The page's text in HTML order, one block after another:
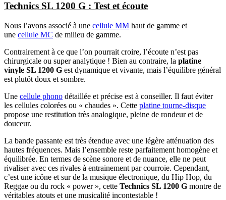
Technics SL 1200 G : Test et écoute
Nous l’avons associé à une cellule MM haut de gamme et
une cellule MC de milieu de gamme.
Contrairement à ce que l’on pourrait croire, l’écoute n’est pas
chirurgicale ou super analytique ! Bien au contraire, la platine
vinyle SL 1200 G est dynamique et vivante, mais l’équilibre général
est plutôt doux et sombre.
Une cellule phono détaillée et précise est à conseiller. Il faut éviter
les cellules colorées ou « chaudes ». Cette platine tourne-disque
propose une restitution très analogique, pleine de rondeur et de
douceur.
La bande passante est très étendue avec une légère atténuation des
hautes fréquences. Mais l’ensemble reste parfaitement homogène et
équilibrée. En termes de scène sonore et de nuance, elle ne peut
rivaliser avec ces rivales à entrainement par courroie. Cependant,
c’est une icône et sur de la musique électronique, du Hip Hop, du
Reggae ou du rock « power », cette Technics SL 1200 G montre de
véritables atouts et une musicalité incontestable !